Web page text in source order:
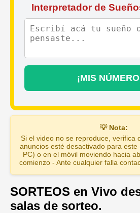
Interpretador de
¡MIS
💡 Nota:
Si el video no se reproduce, verifica
anuncios esté desactivado para este
PC) o en el móvil moviendo hacia
comienzo - Ante cualquier falla
SORTEOS en Vivo
salas de sorteo.